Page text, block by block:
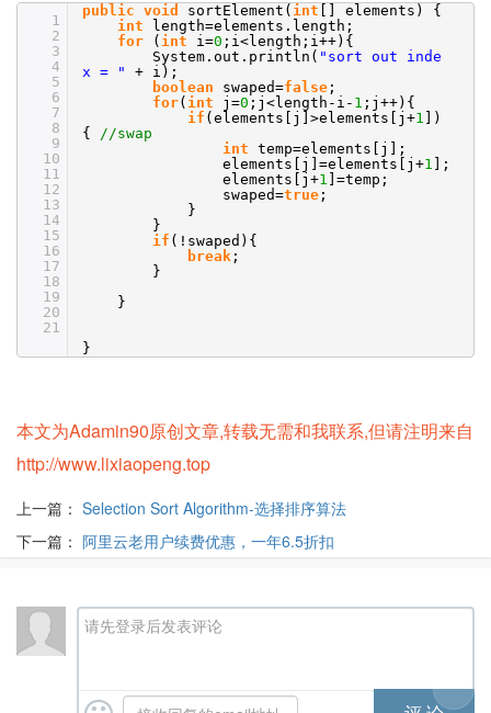
1
2
3
4
5
6
7
8
9
10
11
12
13
14
15
16
17
18
19
20
21
public void sortElement( int [] elements) {
int
length=elements.length;
for
( int i=0 ;i<length;i++){
System.out.println( "sort out inde
x = "
+ i);
boolean
swaped=false ;
for( int j=0 ;j<length-i- 1 ;j++){
if (elements[j]>elements[j+1
])
{
//swap
int temp=elements[j];
elements[j]=elements[j+1
];
elements[j+1
]=temp;
swaped=true ;
}
}
if (!swaped){
break ;
}
}
}
本文为Adamin90原创文章,转载无需和我联系,但请注明来自
http://www.lixiaopeng.top
上一篇： Selection Sort Algorithm-选择排序算法
下一篇： 阿里云老用户续费优惠，一年6.5折扣
请先登录后发表评论